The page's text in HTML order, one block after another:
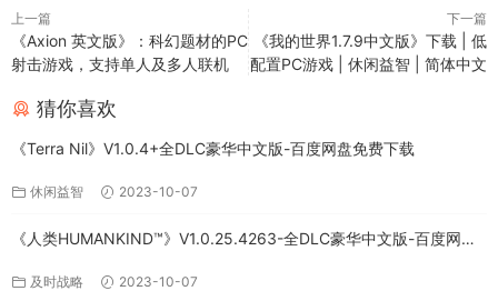
上一篇
《Axion 英文版》：科幻题材的PC
射击游戏，支持单人及多人联机
下一篇
《我的世界1.7.9中文版》下载 | 低
配置PC游戏 | 休闲益智 | 简体中文
猜你喜欢
《Terra Nil》V1.0.4+全DLC豪华中文版-百度网盘免费下载
休闲益智 2023-10-07
《人类HUMANKIND™》V1.0.25.4263-全DLC豪华中文版-百度网盘
及时战略 2023-10-07